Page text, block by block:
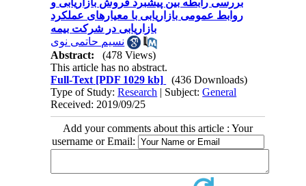
بررسی رابطه بین پیشبرد فروش بازاریابی و
روابط عمومی بازاریابی با معیارهای عملکرد
بازاریابی در شرکت بیمه
نسیم حاتمی نوی
Abstract:
(478 Views)
This article has no abstract.
Full-Text [PDF 1029 kb]
(436 Downloads)
Type of Study:Research | Subject:General
Received: 2019/09/25
Add your comments about this article : Your
username or Email: